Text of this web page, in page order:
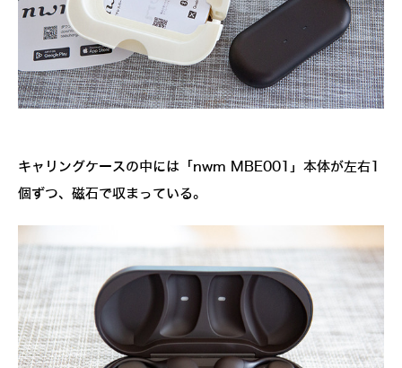
キャリングケースの中には「nwm MBE001」本体が左右1
個ずつ、磁石で収まっている。